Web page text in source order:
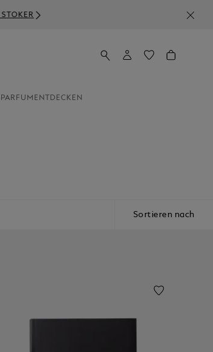
PARFUM ENTDECKEN
Sortieren nach